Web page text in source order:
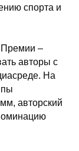
спорта и
Премии –
авторы с
На
авторский